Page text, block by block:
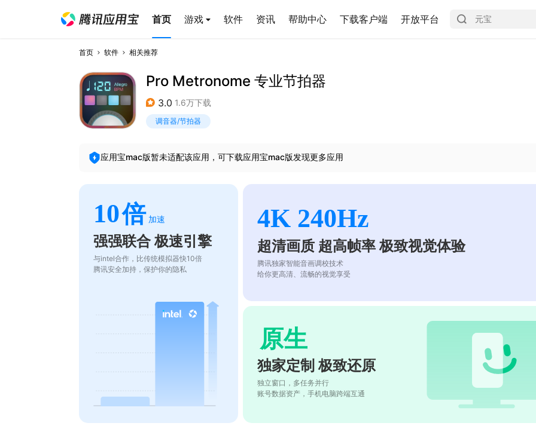
首页 游戏 软件 资讯 帮助中心 下载客户端 开放平台
首页 软件 相关推荐
Pro Metronome 专业节拍器
3.0 1.6万下载
调音器/节拍器
应用宝mac版暂未适配该应用，可下载应用宝mac版发现更多应用
10倍 加速
强强联合 极速引擎
与intel合作，比传统模拟器快10倍
腾讯安全加持，保护你的隐私
4K 240Hz
超清画质 超高帧率 极致视觉体验
腾讯独家智能音画调校技术
给你更高清、流畅的视觉享受
原生
独家定制 极致还原
独立窗口，多任务并行
账号数据资产，手机电脑跨端互通